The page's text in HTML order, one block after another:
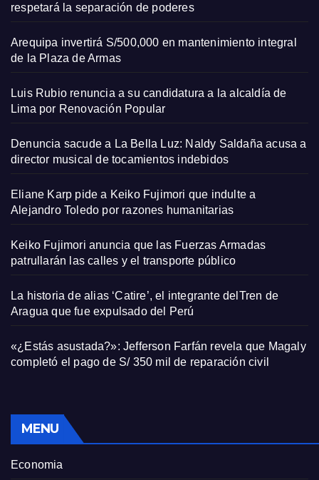
respetará la separación de poderes
Arequipa invertirá S/500,000 en mantenimiento integral
de la Plaza de Armas
Luis Rubio renuncia a su candidatura a la alcaldía de
Lima por Renovación Popular
Denuncia sacude a La Bella Luz: Naldy Saldaña acusa a
director musical de tocamientos indebidos
Eliane Karp pide a Keiko Fujimori que indulte a
Alejandro Toledo por razones humanitarias
Keiko Fujimori anuncia que las Fuerzas Armadas
patrullarán las calles y el transporte público
La historia de alias ‘Catire’, el integrante delTren de
Aragua que fue expulsado del Perú
«¿Estás asustada?»: Jefferson Farfán revela que Magaly
completó el pago de S/ 350 mil de reparación civil
MENU
Economia